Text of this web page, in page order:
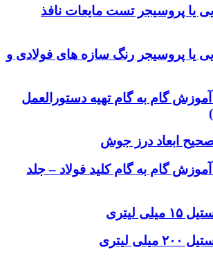
یا پروسیجر تست مایعات نافذ
یا پروسیجر رنگ سازه های فولادی و
گام به گام تهیه دستورالعمل
ابعاد درز جوش
گام به گام کلید فولاد – جلد
لیتری
لیتری